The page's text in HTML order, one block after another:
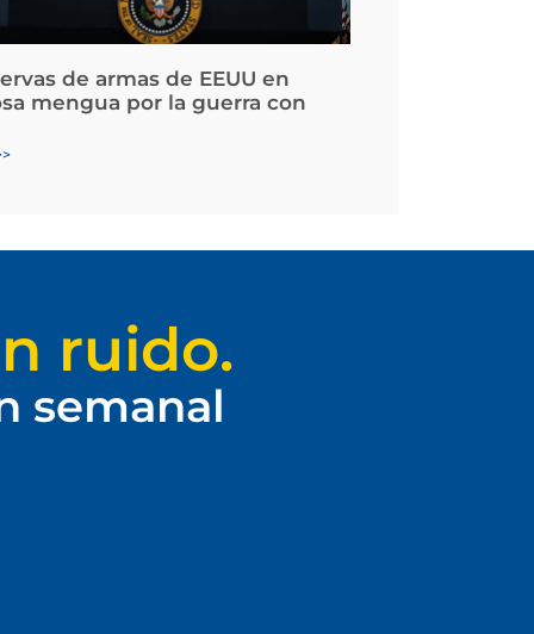
de armas de EEUU en
mengua por la guerra con
ruido.
semanal